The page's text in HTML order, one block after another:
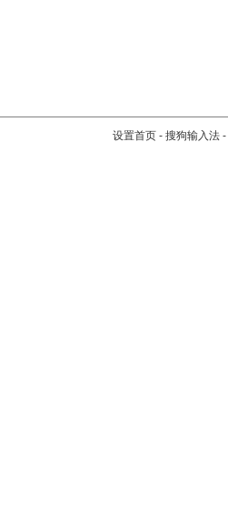
设置首页 - 搜狗输入法 -